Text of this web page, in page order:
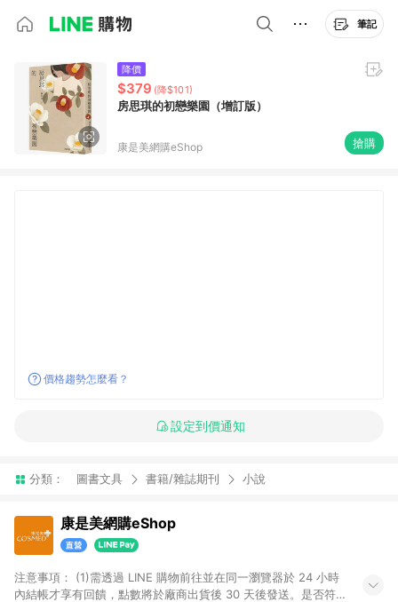
筆記
降價
$379 (降$101)
房思琪的初戀樂園（增訂版）
康是美網購eShop 搶購
價格趨勢怎麼看？
設定到價通知
分類： 圖書文具 書籍/雜誌期刊 小說
康是美網購eShop
注意事項：​ (1)需透過 LINE 購物前往並在同一瀏覽器於 24 小時
內結帳才享有回饋，點數將於廠商出貨後 30 天後發送。​是否符